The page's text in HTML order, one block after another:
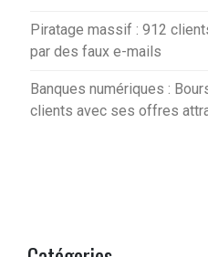
Piratage massif : 912
par des faux e-mails
Banques numériques :
clients avec ses offres